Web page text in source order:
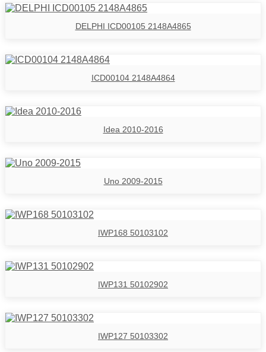
DELPHI ICD00105 2148A4865
ICD00104 2148A4864
Idea 2010-2016
Uno 2009-2015
IWP168 50103102
IWP131 50102902
IWP127 50103302